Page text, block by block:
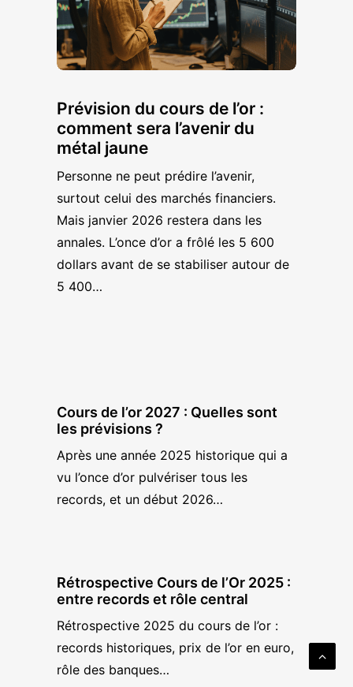
Prévision du cours de l’or :
comment sera l’avenir du
métal jaune
Personne ne peut prédire l’avenir,
surtout celui des marchés financiers.
Mais janvier 2026 restera dans les
annales. L’once d’or a frôlé les 5 600
dollars avant de se stabiliser autour de
5 400…
Cours de l’or 2027 : Quelles sont
les prévisions ?
Après une année 2025 historique qui a
vu l’once d’or pulvériser tous les
records, et un début 2026…
Rétrospective Cours de l’Or 2025 :
entre records et rôle central
Rétrospective 2025 du cours de l’or :
records historiques, prix de l’or en euro,
rôle des banques…